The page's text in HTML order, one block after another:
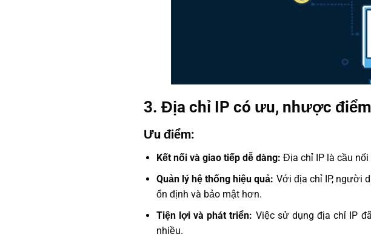
3. Địa chỉ IP có ưu, nhược
Ưu điểm:
Kết nối và giao tiếp dễ dàng: Địa chỉ IP là cầu
Quản lý hệ thống hiệu quả: Với địa chỉ IP, người
ổn định và bảo mật hơn.
Tiện lợi và phát triển: Việc sử dụng địa chỉ IP
nhiều.